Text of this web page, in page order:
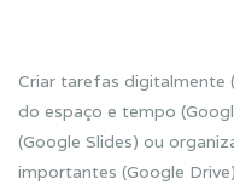
Criar tarefas digitalmente
do espaço e tempo
(Google Slides) ou
importantes (Google